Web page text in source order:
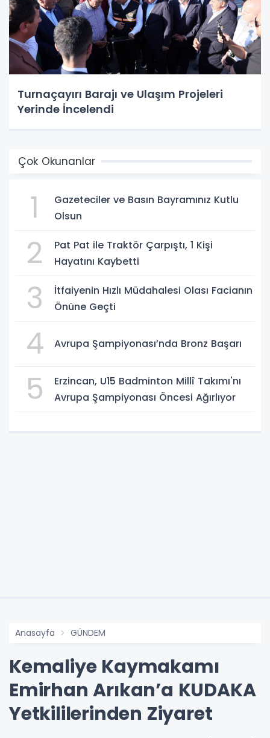
Turnaçayırı Barajı ve Ulaşım Projeleri
Yerinde İncelendi
Çok Okunanlar
1
Gazeteciler ve Basın Bayramınız Kutlu
Olsun
2
Pat Pat ile Traktör Çarpıştı, 1 Kişi
Hayatını Kaybetti
3
İtfaiyenin Hızlı Müdahalesi Olası Facianın
Önüne Geçti
4 Avrupa Şampiyonası’nda Bronz Başarı
5
Erzincan, U15 Badminton Millî Takımı'nı
Avrupa Şampiyonası Öncesi Ağırlıyor
Anasayfa GÜNDEM
Kemaliye Kaymakamı
Emirhan Arıkan’a KUDAKA
Yetkililerinden Ziyaret